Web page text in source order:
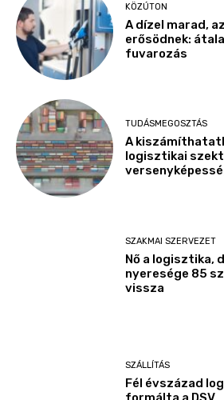
KÖZÚTON
A dízel marad,
erősödnek:
fuvarozás
TUDÁSMEGOSZTÁS
A
logisztikai
SZAKMAI SZERVEZET
Nő a logisztika,
nyeresége 85
vissza
SZÁLLÍTÁS
Fél évszázad